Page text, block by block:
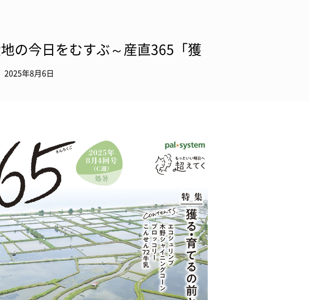
の今日をむすぶ～産直365「獲
2025年8月6日